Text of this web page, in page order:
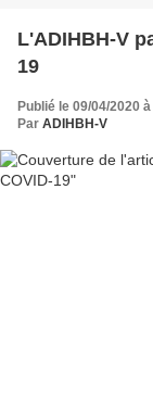
L'ADIHBH-V
19
Publié le 09/04/2020
Par ADIHBH-V